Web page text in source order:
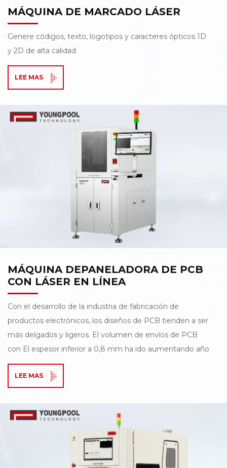
MÁQUINA DE MARCADO LÁSER
Genere códigos, texto, logotipos y caracteres ópticos 1D
y 2D de alta calidad
LEE MAS
MÁQUINA DEPANELADORA DE PCB
CON LÁSER EN LÍNEA
Con el desarrollo de la industria de fabricación de
productos electrónicos, los diseños de PCB tienden a ser
más delgados y ligeros. El volumen de envíos de PCB
con El espesor inferior a 0,8 mm ha ido aumentando año
tras año, lo que impone mayores exigencias. sobre los
procesos de despanelado. Los métodos tradicionales de
los requisitos de precisión y fiabilidad. Para lograr un
despanelado flexible de alta velocidad y baja tensión,
Youngpool Technology Presentamos con orgullo la
máquina de despanelado láser LD-4. La máquina viene
con un láser verde estándar de 60 W, lo que permite alta
LEE MAS